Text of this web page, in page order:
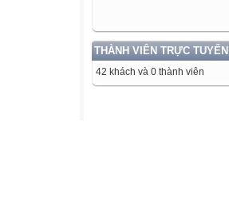
THÀNH VIÊN TRỰC TUYẾN
42 khách và 0 thành viên